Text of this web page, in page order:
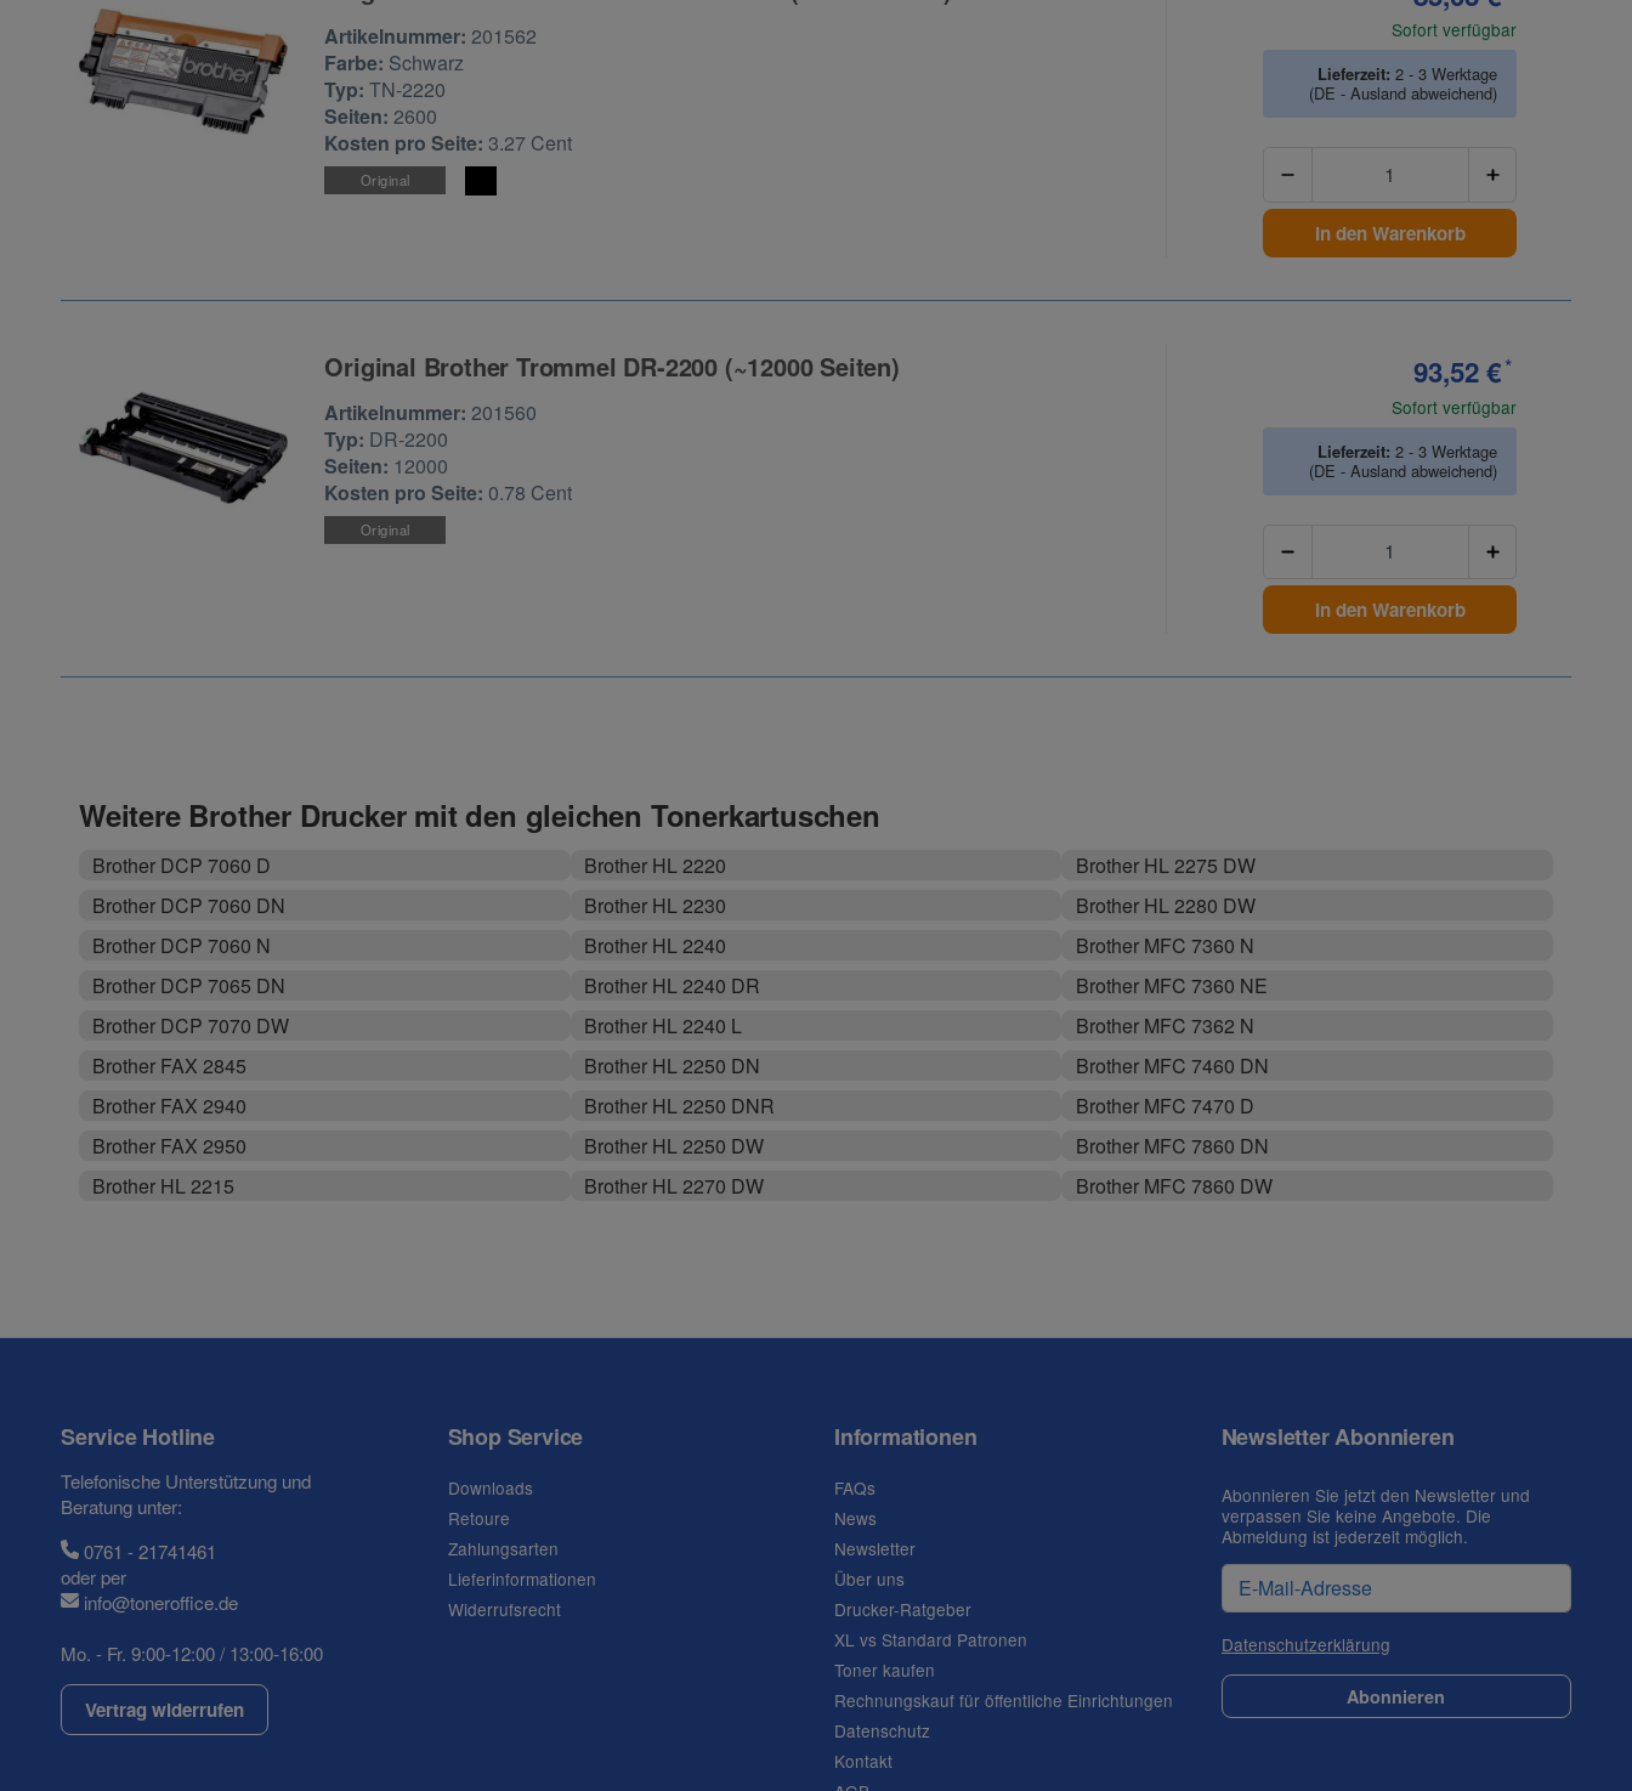
Zur Artikelbewertung
Artikelnummer:201562
Farbe: Schwarz
Typ:TN-2220
Seiten:2600
Kosten pro Seite: 3.27 Cent
Original
Sofort verfügbar
Lieferzeit: 2 - 3 Werktage
(DE - Ausland abweichend)
In den Warenkorb
Original Brother Trommel DR-2200 (~12000 Seiten)
Zur Artikelbewertung
Artikelnummer:201560
Typ: DR-2200
Seiten: 12000
Kosten pro Seite: 0.78 Cent
Original
93,52 €*
Sofort verfügbar
Lieferzeit: 2 - 3 Werktage
(DE - Ausland abweichend)
In den Warenkorb
Weitere Brother Drucker mit den gleichen Tonerkartuschen
Brother DCP 7060 D
Brother DCP 7060 DN
Brother DCP 7060 N
Brother DCP 7065 DN
Brother DCP 7070 DW
Brother FAX 2845
Brother FAX 2940
Brother FAX 2950
Brother HL 2215
Brother HL 2220
Brother HL 2230
Brother HL 2240
Brother HL 2240 DR
Brother HL 2240 L
Brother HL 2250 DN
Brother HL 2250 DNR
Brother HL 2250 DW
Brother HL 2270 DW
Brother HL 2275 DW
Brother HL 2280 DW
Brother MFC 7360 N
Brother MFC 7360 NE
Brother MFC 7362 N
Brother MFC 7460 DN
Brother MFC 7470 D
Brother MFC 7860 DN
Brother MFC 7860 DW
Service Hotline
Telefonische Unterstützung und
Beratung unter:
0761 - 21741461
oder per
info@toneroffice.de
Mo. - Fr. 9:00-12:00 / 13:00-16:00
Vertrag widerrufen
Shop Service
Downloads
Retoure
Zahlungsarten
Lieferinformationen
Widerrufsrecht
Informationen
FAQs
News
Newsletter
Über uns
Drucker-Ratgeber
XL vs Standard Patronen
Toner kaufen
Rechnungskauf für öffentliche Einrichtungen
Datenschutz
Kontakt
Newsletter Abonnieren
Abonnieren Sie jetzt den Newsletter und
verpassen Sie keine Angebote. Die
Abmeldung ist jederzeit möglich.
Datenschutzerklärung
Abonnieren